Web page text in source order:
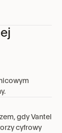
gdy Vantel
cyfrowy